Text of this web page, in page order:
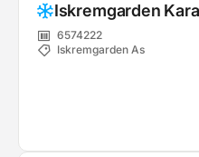
Iskremgarden
6574222
Iskremgarden As